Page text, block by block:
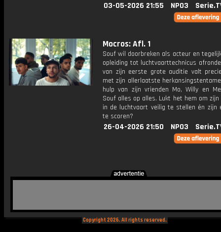
03-05-2026 21:55 NPO3
Mocros: Afl. 1
Souf wil doorbreken als acteur en
opleiding tot luchtvaarttechnicus
van zijn eerste grote auditie valt
met zijn allerlaatste
hulp van zijn vrienden Mo, Willy en
Souf alles op alles. Lukt het hem om
in de luchtvaart veilig te stellen én zijn
te scoren?
26-04-2026 21:50 NPO3
Copyright 2026. All rights reserved.